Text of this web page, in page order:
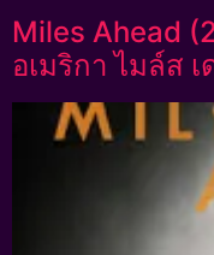
Miles Ahead
อเมริกา ไมล์ส เ